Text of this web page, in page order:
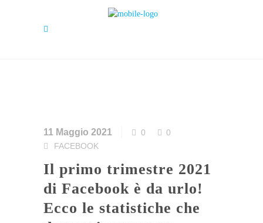
11 Maggio 2021 0
0
FACEBOOK
Il primo trimestre 2021
di Facebook è da urlo!
Ecco le statistiche che